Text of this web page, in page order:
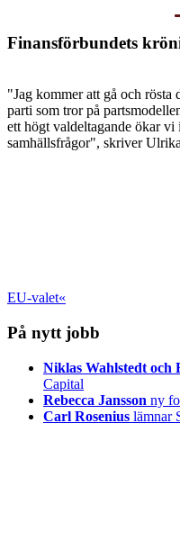
Finansförbundets
"Jag kommer att gå och
parti som tror på
ett högt valdeltagande ökar
samhällsfrågor", skriver
EU-valet«
På nytt jobb
Niklas Wahlstedt och
Capital
Rebecca Jansson ny
Carl Rosenius lämnar